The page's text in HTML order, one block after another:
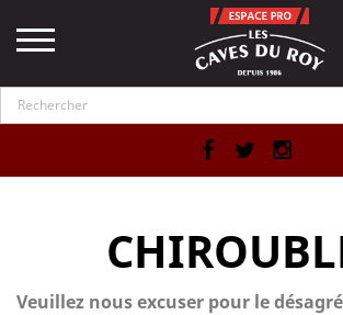
Facebook
Veuillez nous excuser pour le